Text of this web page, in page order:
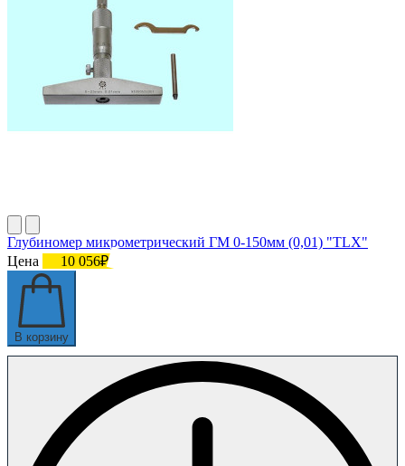
Глубиномер микрометрический ГМ 0-150мм (0,01) "TLX"
Цена
10 056₽
В корзину